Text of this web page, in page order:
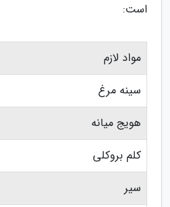
است:
مواد لازم
سینه مرغ
هویج میانه
کلم بروکلی
سیر